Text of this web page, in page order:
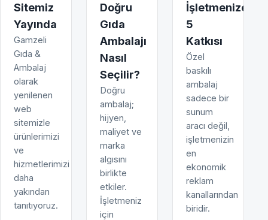
Sitemiz
Yayında
Gamzeli
Gıda &
Ambalaj
olarak
yenilenen
web
sitemizle
ürünlerimizi
ve
hizmetlerimizi
daha
yakından
tanıtıyoruz.
Doğru
Gıda
Ambalajı
Nasıl
Seçilir?
Doğru
ambalaj;
hijyen,
maliyet ve
marka
algısını
birlikte
etkiler.
İşletmeniz
için
İşletmenize
5
Katkısı
Özel
baskılı
ambalaj
sadece bir
sunum
aracı değil,
işletmenizin
en
ekonomik
reklam
kanallarından
biridir.